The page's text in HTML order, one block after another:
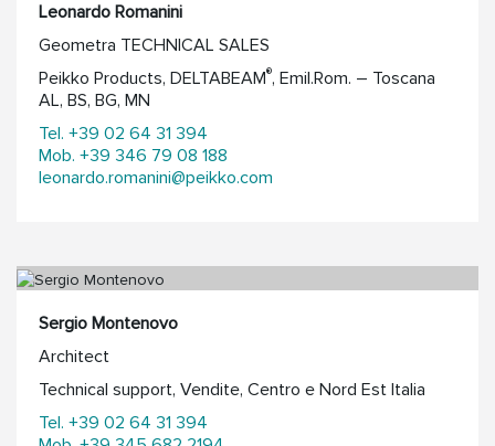
Leonardo Romanini
Geometra TECHNICAL SALES
Peikko Products, DELTABEAM®, Emil.Rom. – Toscana
AL, BS, BG, MN
Tel. +39 02 64 31 394
Mob. +39 346 79 08 188
leonardo.romanini@peikko.com
Sergio Montenovo
Architect
Technical support, Vendite, Centro e Nord Est Italia
Tel. +39 02 64 31 394